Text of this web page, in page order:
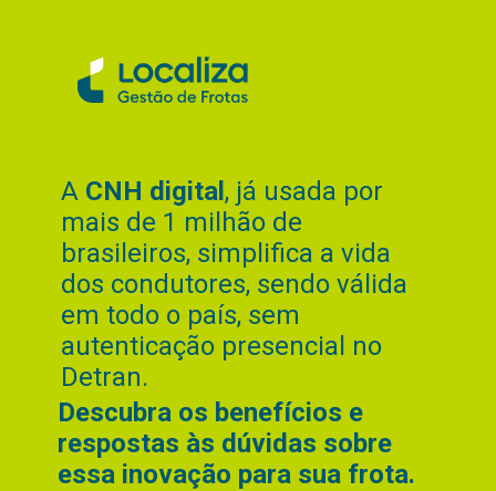
A CNH digital, já usada por
mais de 1 milhão de
brasileiros, simplifica a vida
dos condutores, sendo válida
em todo o país, sem
autenticação presencial no
Detran.
Descubra os benefícios e
respostas às dúvidas sobre
essa inovação para sua frota.